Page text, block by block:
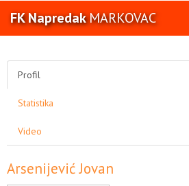
FK NapredakMARKOVAC
KLUB
OSTALE SELEKCIJE
MULTIMEDIJA
Profil
Statistika
Video
Arsenijević Jovan